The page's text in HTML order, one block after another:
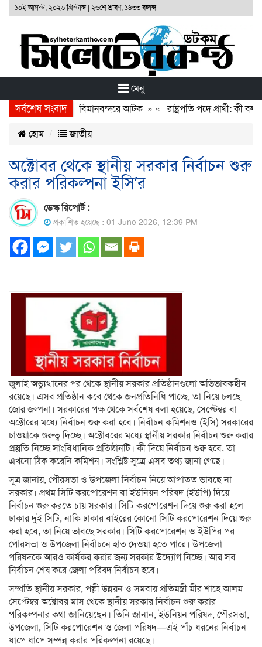
১০ই আগস্ট, ২০২৬ খ্রিস্টাব্দ| ২৬শে শ্রাবণ, ১৪৩৩ বঙ্গাব্দ
মেনু
সর্বশেষ সংবাদ
অভিনেতা ডন বিমানবন্দরে আটক» « রাষ্ট্রপতি পদে প্রার্থী: কী
হোম জাতীয়
অক্টোবর থেকে স্থানীয় সরকার নির্বাচন শুরু
করার পরিকল্পনা ইসি’র
ডেস্ক রিপোর্ট :
প্রকাশিত হয়েছে : 01 June 2026, 12:39 PM
জুলাই অভ্যুত্থানের পর থেকে স্থানীয় সরকার প্রতিষ্ঠানগুলো অভিভাবকহীন
রয়েছে। এসব প্রতিষ্ঠান কবে থেকে জনপ্রতিনিধি পাচ্ছে, তা নিয়ে চলছে
জোর জল্পনা। সরকারের পক্ষ থেকে সর্বশেষ বলা হয়েছে, সেপ্টেম্বর বা
অক্টোরের মধ্যে নির্বাচন শুরু করা হবে। নির্বাচন কমিশনও (ইসি) সরকারের
চাওয়াকে গুরুত্ব দিচ্ছে। অক্টোবরের মধ্যে স্থানীয় সরকার নির্বাচন শুরু করার
প্রস্তুতি নিচ্ছে সাংবিধানিক প্রতিষ্ঠানটি। কী দিয়ে নির্বাচন শুরু হবে, তা
এখনো ঠিক করেনি কমিশন। সংশ্লিষ্ট সূত্রে এসব তথ্য জানা গেছে।
সূত্র জানায়, পৌরসভা ও উপজেলা নির্বাচন নিয়ে আপাতত ভাবছে না
সরকার। প্রথম সিটি করপোরেশন বা ইউনিয়ন পরিষদ (ইউপি) দিয়ে
নির্বাচন শুরু করতে চায় সরকার। সিটি করপোরেশন দিয়ে শুরু করা হলে
ঢাকার দুই সিটি, নাকি ঢাকার বাইরের কোনো সিটি করপোরেশন দিয়ে শুরু
করা হবে, তা নিয়ে ভাবছে সরকার। সিটি করপোরেশন ও ইউপির পর
পৌরসভা ও উপজেলা নির্বাচনে হাত দেওয়া হতে পারে। উপজেলা
পরিষদকে আরও কার্যকর করার জন্য সরকার উদ্যোগ নিচ্ছে। আর সব
নির্বাচন শেষ করে জেলা পরিষদ নির্বাচন হবে।
সম্প্রতি স্থানীয় সরকার, পল্লী উন্নয়ন ও সমবায় প্রতিমন্ত্রী মীর শাহে আলম
সেপ্টেম্বর-অক্টোবর মাস থেকে স্থানীয় সরকার নির্বাচন শুরু করার
পরিকল্পনার কথা জানিয়েছেন। তিনি জানান, ইউনিয়ন পরিষদ, পৌরসভা,
উপজেলা, সিটি করপোরেশন ও জেলা পরিষদ—এই পাঁচ ধরনের নির্বাচন
ধাপে ধাপে সম্পন্ন করার পরিকল্পনা রয়েছে।